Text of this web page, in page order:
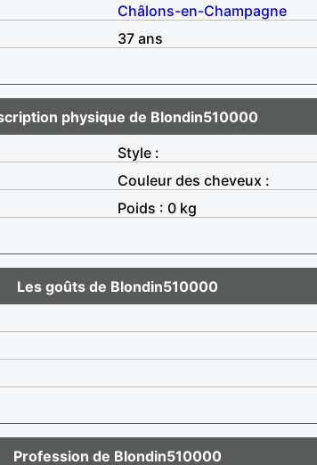
Châlons-en-Champagne
37 ans
physique de Blondin510000
Style :
Couleur des cheveux :
Poids : 0 kg
Les goûts de Blondin510000
Profession de Blondin510000